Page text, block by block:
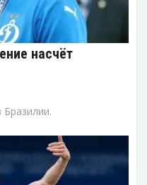
насчёт